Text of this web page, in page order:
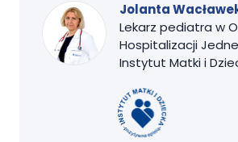
Jolanta
Lekarz pediatra w
Hospitalizacji
Instytut Matki i